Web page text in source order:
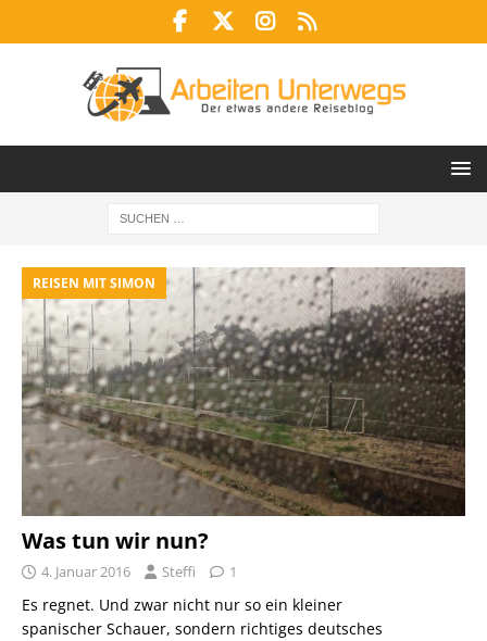
REISEN MIT SIMON
Was tun wir nun?
4. Januar 2016 Steffi 1
Es regnet. Und zwar nicht nur so ein kleiner
spanischer Schauer, sondern richtiges deutsches